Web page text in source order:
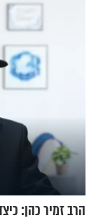
הרב זמיר כהן: